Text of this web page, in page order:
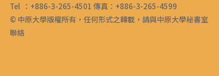
Tel ：+886-3-265-4501 傳真：+886-3-265-4599
© 中原大學版權所有，任何形式之轉載，請與中原大學秘書室
聯絡